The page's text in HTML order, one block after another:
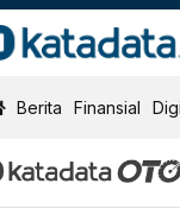
KatadataOTO
Berita Finansial